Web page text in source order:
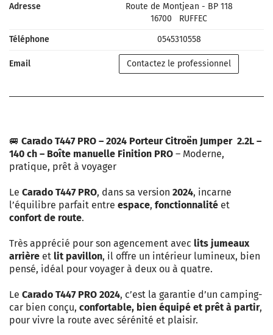
Adresse
Route de Montjean - BP 118
16700
RUFFEC
Téléphone
0545310558
Email Contactez le professionnel
🚐 Carado T447 PRO – 2024 Porteur Citroën Jumper 2.2L –
140 ch – Boîte manuelle Finition PRO – Moderne,
pratique, prêt à voyager
Le Carado T447 PRO, dans sa version 2024, incarne
l’équilibre parfait entre espace, fonctionnalité et
confort de route.
Très apprécié pour son agencement avec lits jumeaux
arrière et lit pavillon, il offre un intérieur lumineux, bien
pensé, idéal pour voyager à deux ou à quatre.
Le Carado T447 PRO 2024, c’est la garantie d’un camping-
car bien conçu, confortable, bien équipé et prêt à partir,
pour vivre la route avec sérénité et plaisir.